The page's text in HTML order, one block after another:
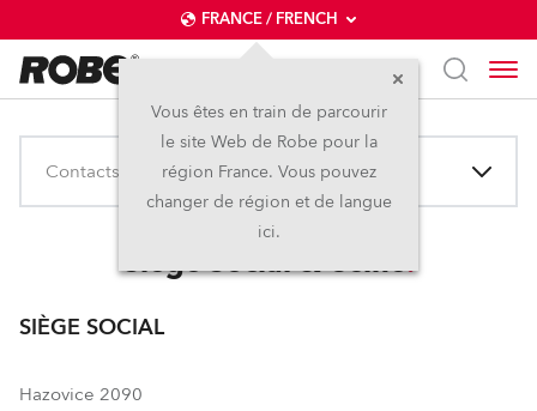
FRANCE / FRENCH
Vous êtes en train de parcourir
le site Web de Robe pour la
région France. Vous pouvez
changer de région et de langue
ici.
Contacts
Siège Social & Usine
SIÈGE SOCIAL
Hazovice 2090